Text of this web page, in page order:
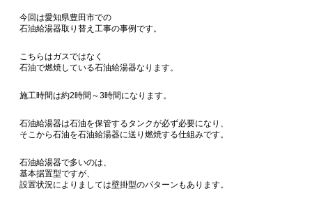
今回は愛知県豊田市での
石油給湯器取り替え工事の事例です。
こちらはガスではなく
石油で燃焼している石油給湯器なります。
施工時間は約2時間～3時間になります。
石油給湯器は石油を保管するタンクが必ず必要になり、
そこから石油を石油給湯器に送り燃焼する仕組みです。
石油給湯器で多いのは、
基本据置型ですが、
設置状況によりましては壁掛型のパターンもあります。